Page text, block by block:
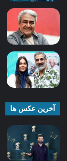
آخرین عکس ها